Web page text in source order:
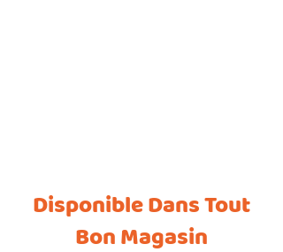
Disponible Dans Tout
Bon Magasin